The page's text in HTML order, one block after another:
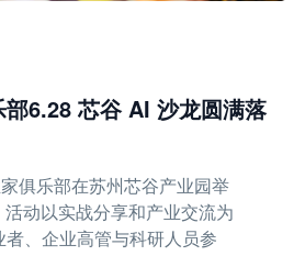
6.28 芯谷 AI 沙龙圆满落
俱乐部在苏州芯谷产业园举
动以实战分享和产业交流为
、企业高管与科研人员参